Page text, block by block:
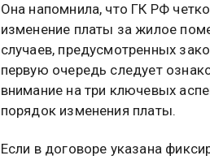
Она напомнила, что ГК РФ
изменение платы за жилое
случаев, предусмотренных
первую очередь следует
внимание на три ключевых
порядок изменения платы.
Если в договоре указана